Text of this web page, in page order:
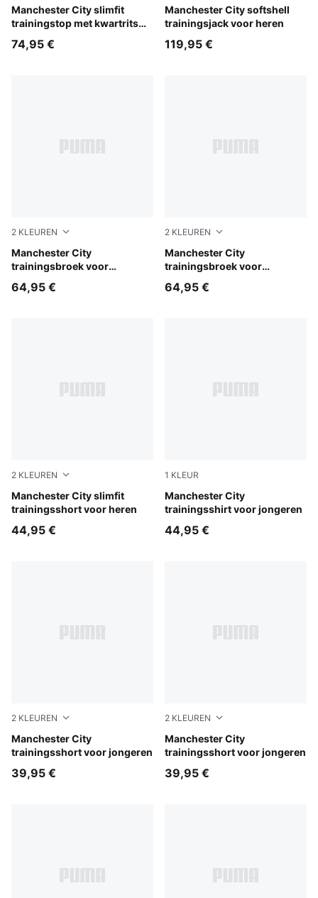
Manchester City slimfit
trainingstop met kwartrits
Dewdrop-Blue Jewel
74,95 €
Manchester City softshell
trainingsjack voor heren
Blue Jewel-Dewdrop
119,95 €
2 KLEUREN
Manchester City
trainingsbroek voor
PUMA Black-Cast Iron
64,95 €
2 KLEUREN
Manchester City
trainingsbroek voor
Blue Jewel-Dewdrop
64,95 €
2 KLEUREN
Manchester City slimfit
trainingsshort voor heren
PUMA Black-Cast Iron
44,95 €
1 KLEUR
Manchester City
trainingsshirt voor jongeren
Dewdrop-Blue Jewel
44,95 €
2 KLEUREN
Manchester City
trainingsshort voor jongeren
PUMA Black-Cast Iron
39,95 €
2 KLEUREN
Manchester City
trainingsshort voor jongeren
Blue Jewel-Dewdrop
39,95 €